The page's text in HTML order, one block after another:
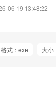
06-19 13:48:22
格式：exe 大小